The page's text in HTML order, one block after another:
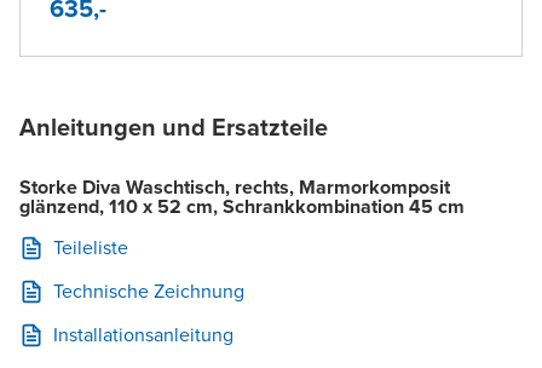
635,-
Anleitungen und Ersatzteile
Storke Diva Waschtisch, rechts, Marmorkomposit
glänzend, 110 x 52 cm, Schrankkombination 45 cm
Teileliste
Technische Zeichnung
Installationsanleitung